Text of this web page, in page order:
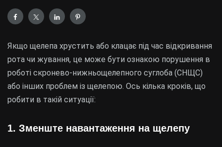
Якщо щелепа хрустить або клацає під час відкривання
рота чи жування, це може бути ознакою порушення в
роботі скронево-нижньощелепного суглоба (СНЩС)
або інших проблем із щелепою. Ось кілька кроків, що
робити в такій ситуації:
1. Зменште навантаження на щелепу